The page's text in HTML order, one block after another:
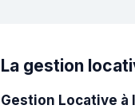
La gestion
Gestion Locative